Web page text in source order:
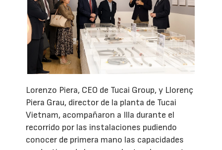
Lorenzo Piera, CEO de Tucai Group, y Llorenç
Piera Grau, director de la planta de Tucai
Vietnam, acompañaron a Illa durante el
recorrido por las instalaciones pudiendo
conocer de primera mano las capacidades